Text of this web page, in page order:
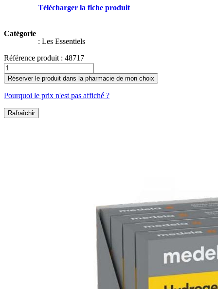
Télécharger la fiche produit
Catégorie
: Les Essentiels
Référence produit : 48717
Réserver le produit dans la pharmacie de mon choix
Pourquoi le prix n'est pas affiché ?